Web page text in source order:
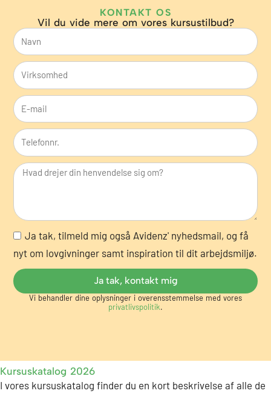
KONTAKT OS
Vil du vide mere om vores kursustilbud?
N
a
v
n
V
i
r
k
s
o
m
E
-
m
a
i
T
e
l
n
n
r
.
N
y
h
e
i
l
Ja tak, tilmeld mig også Avidenz' nyhedsmail, og få
nyt om lovgivninger samt inspiration til dit arbejdsmiljø.
Ja tak, kontakt mig
Vi behandler dine oplysninger i overensstemmelse med vores
privatlivspolitik.
Kursuskatalog 2026
I vores kursuskatalog finder du en kort beskrivelse af alle de